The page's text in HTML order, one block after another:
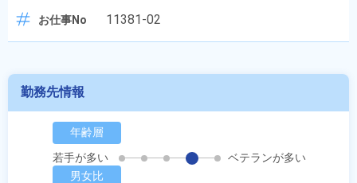
お仕事No 11381-02
勤務先情報
年齢層
若手が多い
ベテランが多い
男女比